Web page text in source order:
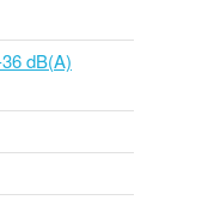
dB(A)